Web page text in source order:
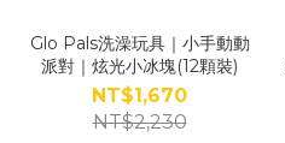
Glo Pals洗澡玩具｜小手動動
派對｜炫光小冰塊(12顆裝)
NT$1,670
NT$2,230